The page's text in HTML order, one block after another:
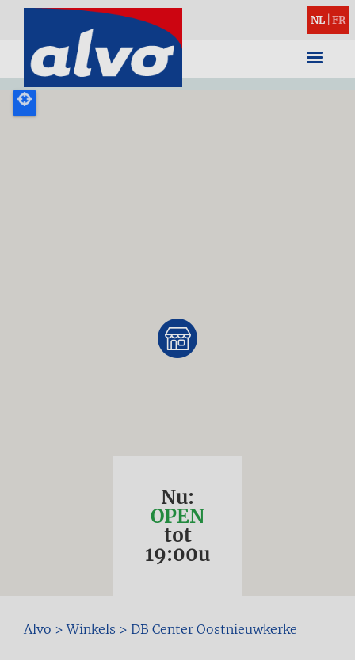
NL FR
Nu:
OPEN
tot
19:00u
Kruimelpad
Alvo >Winkels > DB Center Oostnieuwkerke